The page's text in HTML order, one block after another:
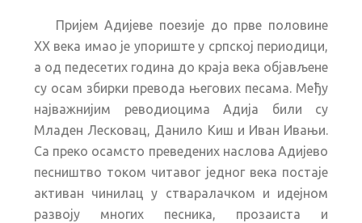
Пријем Адијеве поезије до прве половине
ХХ века имао је упориште у српској периодици,
а од педесетих година до краја века објављене
су осам збирки превода његових песама. Међу
најважнијим реводиоцима Адија били су
Младен Лесковац, Данило Киш и Иван Ивањи.
Са преко осамсто преведених наслова Адијево
песништво током читавог једног века постаје
активан чинилац у стваралачком и идејном
развоју многих песника, прозаиста и